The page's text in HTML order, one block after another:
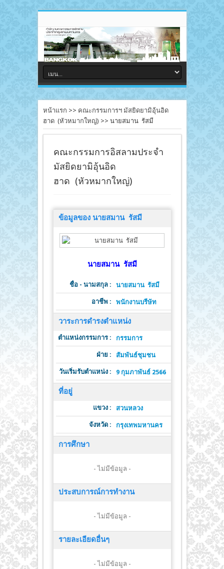
หน้าแรก >> คณะกรรมการฯ มัสยิดยามิอุ้นอิด
ฮาด (หัวหมากใหญ่) >> นายสมาน รัสมี
คณะกรรมการอิสลามประจำ
มัสยิดยามิอุ้นอิด
ฮาด (หัวหมากใหญ่)
ข้อมูลของ นายสมาน รัสมี
นายสมาน รัสมี
ชื่อ - นามสกุล : นายสมาน รัสมี
อาชีพ : พนักงานบรีษัท
วาระการดำรงตำแหน่ง
ตำแหน่งกรรมการ : กรรมการ
ฝ่าย : สัมพันธ์ชุมชน
วันเริ่มรับตำแหน่ง : 9 กุมภาพันธ์ 2566
ที่อยู่
แขวง : สวนหลวง
จังหวัด : กรุงเทพมหานคร ร
การศึกษา
- ไม่มีข้อมูล -
ประสบการณ์การทำงาน
- ไม่มีข้อมูล -
รายละเอียดอื่นๆ
- ไม่มีข้อมูล -